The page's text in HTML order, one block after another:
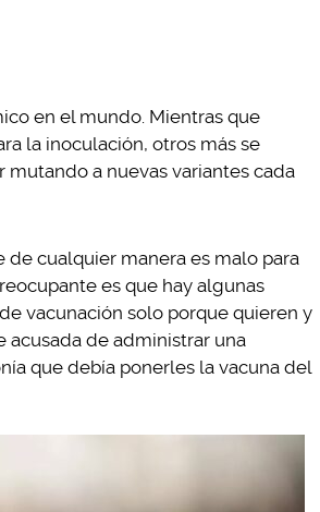
en el mundo. Mientras que
la inoculación, otros más se
a nuevas variantes cada
de cualquier manera es malo para
es que hay algunas
vacunación solo porque quieren y
acusada de administrar una
que debía ponerles la vacuna del